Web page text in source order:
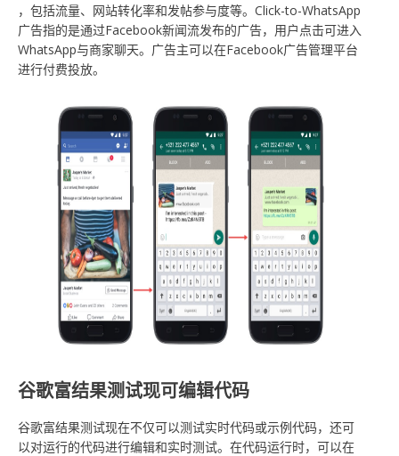
，包括流量、网站转化率和发帖参与度等。Click-to-WhatsApp
广告指的是通过Facebook新闻流发布的广告，用户点击可进入
WhatsApp与商家聊天。广告主可以在Facebook广告管理平台
进行付费投放。
谷歌富结果测试现可编辑代码
谷歌富结果测试现在不仅可以测试实时代码或示例代码，还可
以对运行的代码进行编辑和实时测试。在代码运行时，可以在